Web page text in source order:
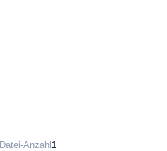
Datei-Anzahl 1